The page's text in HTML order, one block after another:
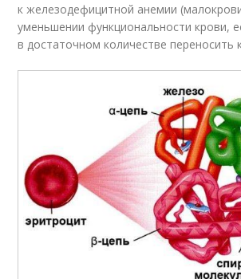
к железодефицитной анемии
уменьшении функциональности крови,
в достаточном количестве переносить